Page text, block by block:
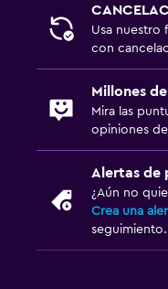
Usa nuestro
con
Millones
Mira las
opiniones
Alertas de
¿Aún no
Crea una
seguimiento.